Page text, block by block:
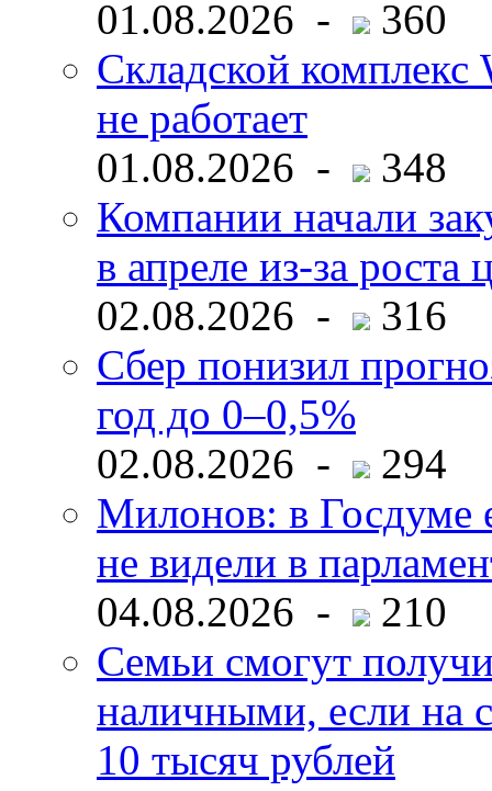
01.08.2026 -
360
Складской комплекс
не работает
01.08.2026 -
348
Компании начали
в апреле из-за роста
02.08.2026 -
316
Сбер понизил
год до 0–0,5%
02.08.2026 -
294
Милонов: в Госдуме
не видели в
04.08.2026 -
210
Семьи смогут
наличными, если на
10 тысяч рублей